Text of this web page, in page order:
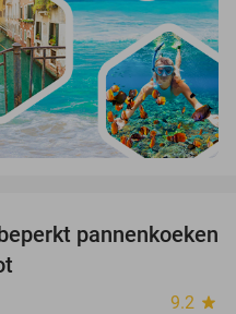
30%
pannenkoeken
9.2 star